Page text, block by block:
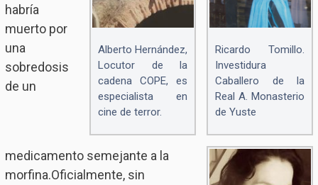
Ricardo Tomillo.
Investidura
Caballero de la
Real A. Monasterio
de Yuste
Alberto Hernández,
Locutor de la
cadena COPE, es
especialista en
cine de terror.
habría
muerto por
una
sobredosis
de un
medicamento semejante a la
morfina.Oficialmente, sin